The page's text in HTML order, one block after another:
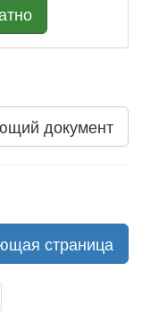
документ
страница